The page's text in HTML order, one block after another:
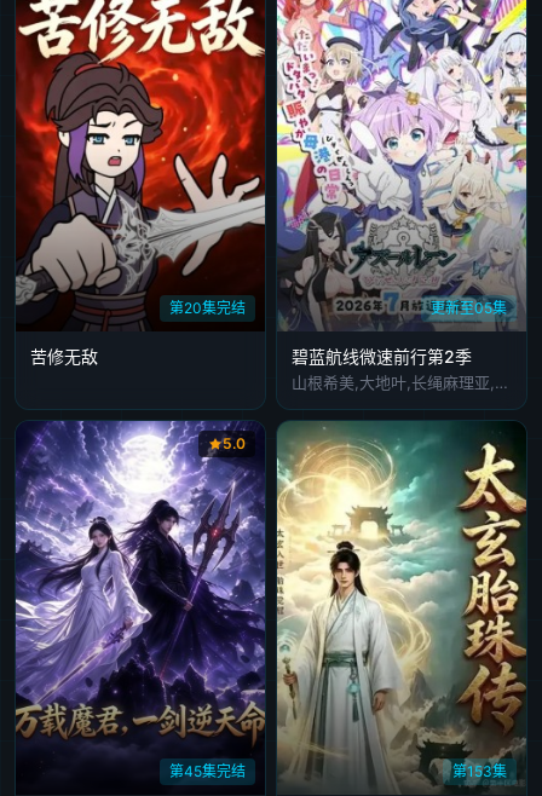
第20集完结
苦修无敌
更新至05集
碧蓝航线微速前行第2季
山根希美,大地叶,长绳麻理亚,阿部里果
第45集完结
5.0
第153集